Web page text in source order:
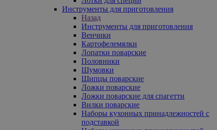
Инструменты для приготовления
Назад
Инструменты для приготовления
Венчики
Картофелемялки
Лопатки поварские
Половники
Шумовки
Щипцы поварские
Ложки поварские
Ложки поварские для спагетти
Вилки поварские
Наборы кухонных принадлежностей с
подставкой